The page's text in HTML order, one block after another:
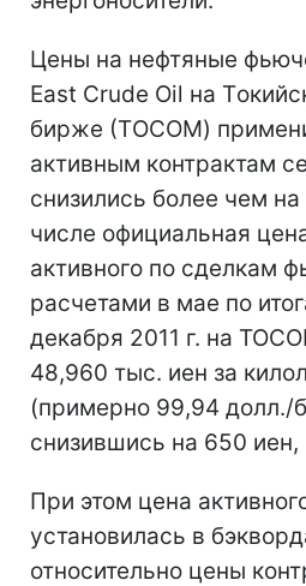
Цены на нефтяные
East Crude Oil на
бирже (ТOCOM)
активным контрактам
снизились более чем на
числе официальная
активного по сделкам
расчетами в мае по
декабря 2011 г. на
48,960 тыс. иен за
(примерно 99,94 долл./
снизившись на 650 иен,
При этом цена
установилась в
относительно цены